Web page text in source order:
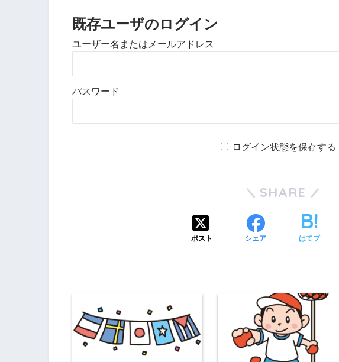
既存ユーザのログイン
ユーザー名またはメールアドレス
パスワード
ログイン状態を保存する
SHARE
ポスト シェア はてブ